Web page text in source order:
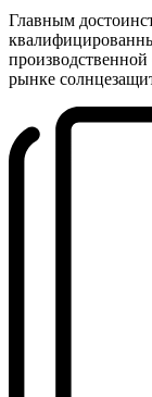
Главным
рынке